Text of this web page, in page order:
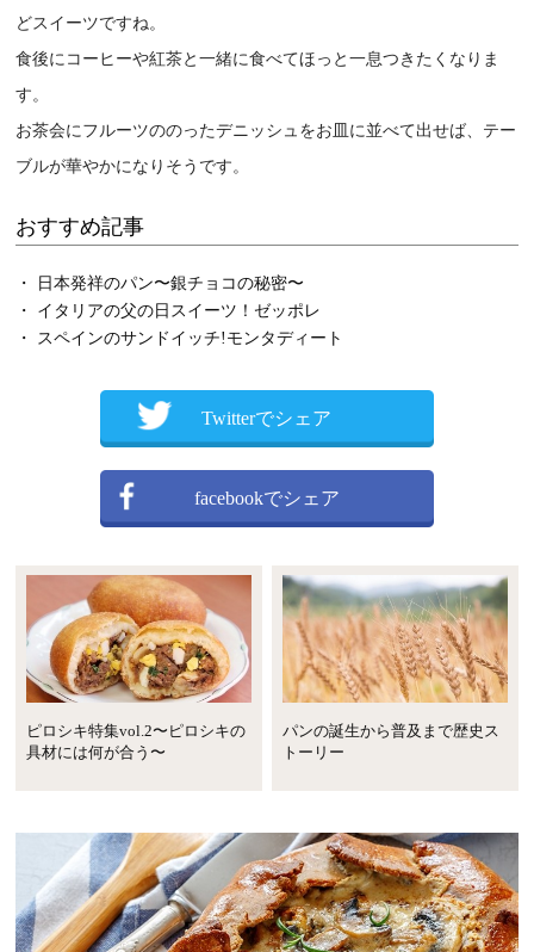
どスイーツですね。
食後にコーヒーや紅茶と一緒に食べてほっと一息つきたくなりま
す。
お茶会にフルーツののったデニッシュをお皿に並べて出せば、テー
ブルが華やかになりそうです。
おすすめ記事
・ 日本発祥のパン〜銀チョコの秘密〜
・ イタリアの父の日スイーツ！ゼッポレ
・ スペインのサンドイッチ!モンタディート
Twitterでシェア
facebookでシェア
ピロシキ特集vol.2〜ピロシキの
具材には何が合う〜
パンの誕生から普及まで歴史ス
トーリー